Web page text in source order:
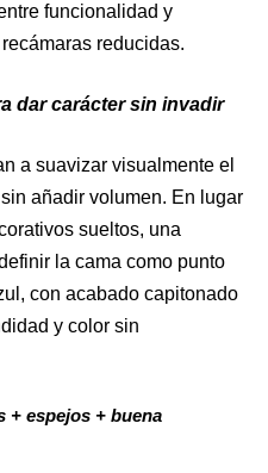
funcionalidad y
reducidas.
dar carácter sin invadir
a suavizar visualmente el
añadir volumen. En lugar
sueltos, una
la cama como punto
con acabado capitonado
y color sin
+ espejos + buena